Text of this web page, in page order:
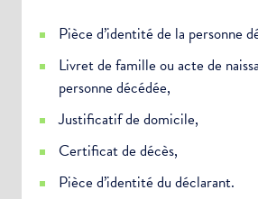
Pièce d’identité de la personne
Livret de famille ou acte de
personne décédée,
Justificatif de domicile,
Certificat de décès,
Pièce d’identité du déclarant.
Choisissez votre abonnement :